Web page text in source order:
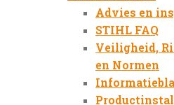
Advies en
STIHL FAQ
Veiligheid,
en Normen